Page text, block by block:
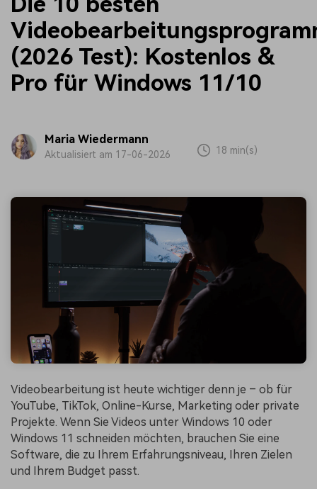
(2026 Test): Kostenlos &
Pro für Windows 11/10
Maria Wiedermann
Aktualisiert am 17-06-2026 18 min(s)
Videobearbeitung ist heute wichtiger denn je – ob für
YouTube, TikTok, Online-Kurse, Marketing oder private
Projekte. Wenn Sie Videos unter Windows 10 oder
Windows 11 schneiden möchten, brauchen Sie eine
Software, die zu Ihrem Erfahrungsniveau, Ihren Zielen
und Ihrem Budget passt.